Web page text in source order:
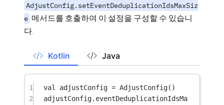
AdjustConfig.setEventDeduplicationIdsMaxSiz
e 메서드를 호출하여 이 설정을 구성할 수 있습니
다.
Kotlin Java
1 val adjustConfig = AdjustConfig()
2
adjustConfig.eventDeduplicationIdsMa